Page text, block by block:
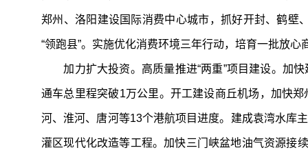
郑州、洛阳建设国际消费中心城市，抓好开封、鹤壁
“领跑县”。实施优化消费环境三年行动，培育一批放
加力扩大投资。高质量推进“两重”项目建设。加快
通车总里程突破1万公里。开工建设商丘机场，加快
河、淮河、唐河等13个港航项目进度。建成袁湾水库
灌区现代化改造等工程。加快三门峡盆地油气资源接